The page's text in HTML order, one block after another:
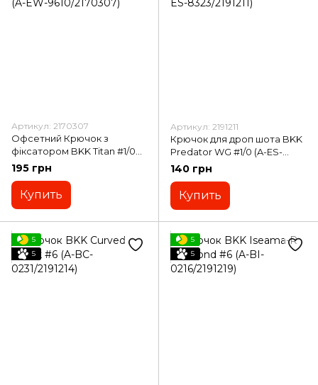
Артикул: 2170307
Офсетний Крючок з
фіксатором BKK Titan #1/0
(A-EW-9610/2170307)
195 грн
Купить
Артикул: 2191211
Крючок для дроп шота BKK
Predator WG #1/0 (A-ES-
8323/2191211)
140 грн
Купить
5
5
5
5